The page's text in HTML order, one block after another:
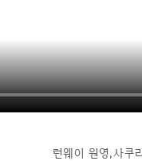
런웨이 원영,사쿠